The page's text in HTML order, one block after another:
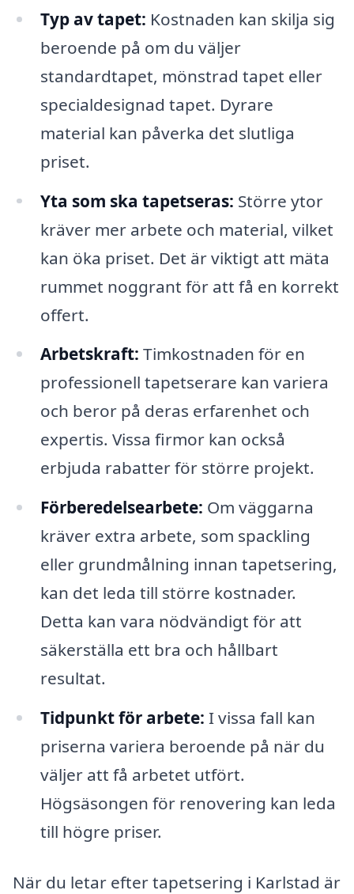
Typ av tapet: Kostnaden kan skilja sig
beroende på om du väljer
standardtapet, mönstrad tapet eller
specialdesignad tapet. Dyrare
material kan påverka det slutliga
priset.
Yta som ska tapetseras: Större ytor
kräver mer arbete och material, vilket
kan öka priset. Det är viktigt att mäta
rummet noggrant för att få en korrekt
offert.
Arbetskraft: Timkostnaden för en
professionell tapetserare kan variera
och beror på deras erfarenhet och
expertis. Vissa firmor kan också
erbjuda rabatter för större projekt.
Förberedelsearbete: Om väggarna
kräver extra arbete, som spackling
eller grundmålning innan tapetsering,
kan det leda till större kostnader.
Detta kan vara nödvändigt för att
säkerställa ett bra och hållbart
resultat.
Tidpunkt för arbete: I vissa fall kan
priserna variera beroende på när du
väljer att få arbetet utfört.
Högsäsongen för renovering kan leda
till högre priser.
När du letar efter tapetsering i Karlstad är